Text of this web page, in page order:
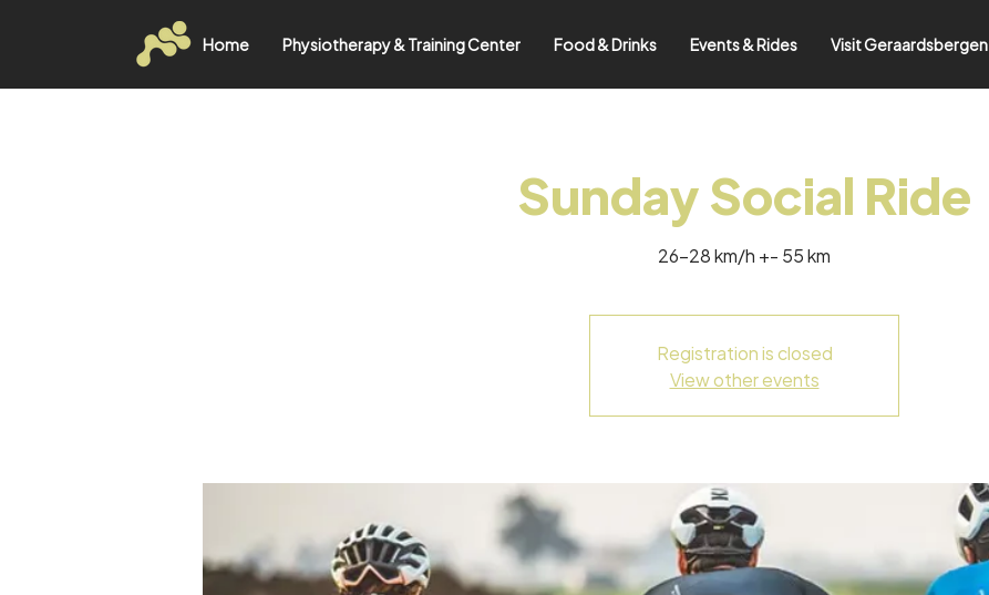
Home Physiotherapy & Training Center Food & Drinks Events & Rides Visit Geraardsbergen
Sunday Social Ride
26-28 km/h +- 55 km
Registration is closed
View other events